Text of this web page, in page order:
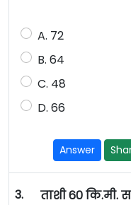
A. 72
B. 64
C. 48
D. 66
Answer
3.
ताशी 60 कि.मी.